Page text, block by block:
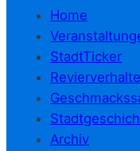
Home
StadtTicker
Archiv